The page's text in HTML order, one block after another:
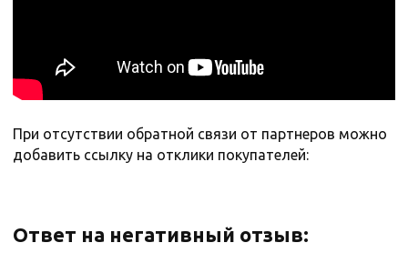
При отсутствии обратной связи от партнеров можно
добавить ссылку на отклики покупателей:
Ответ на негативный отзыв: